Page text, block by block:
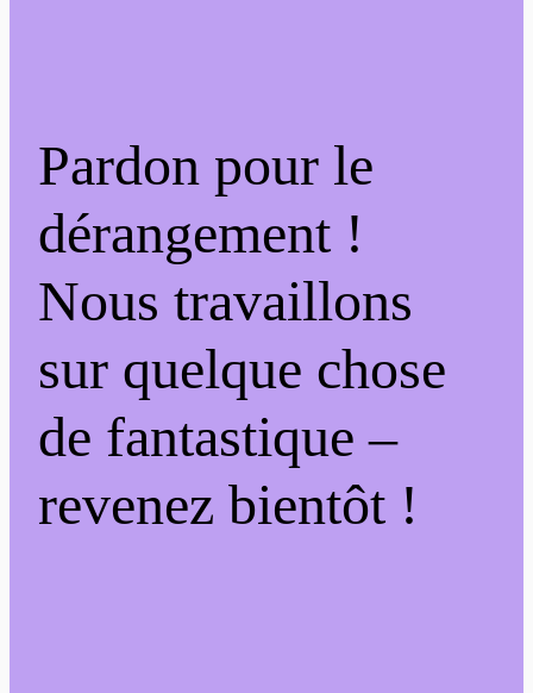
Pardon pour le
dérangement !
Nous travaillons
sur quelque chose
de fantastique –
revenez bientôt !